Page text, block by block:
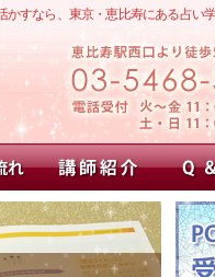
かすなら、東京・恵比寿にある占